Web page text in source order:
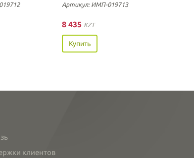
Артикул: ИМП-019713
8 435 KZT
Купить
клиентов